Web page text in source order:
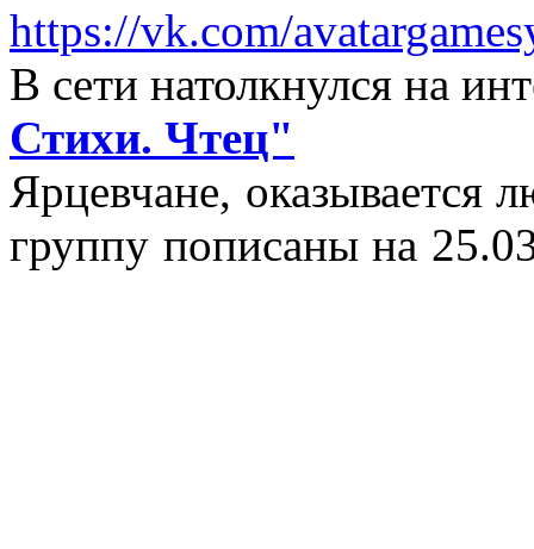
https://vk.com/
В сети натолкнулся на
Стихи. Чтец"
Ярцевчане,
группу пописаны на